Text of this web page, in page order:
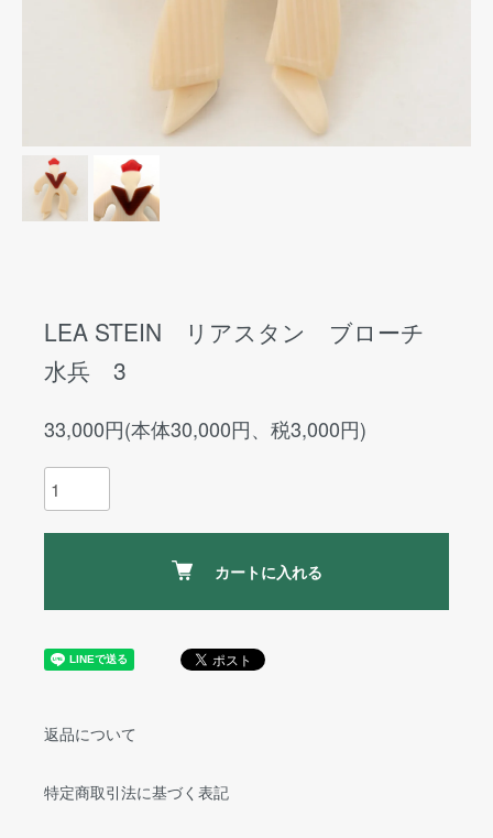
LEA STEIN リアスタン ブローチ
水兵 3
33,000円(本体30,000円、税3,000円)
カートに入れる
返品について
特定商取引法に基づく表記